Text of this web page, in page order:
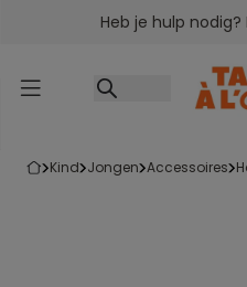
Ga naar inhoudHeb je hulp nodig?
kind jongen accessoires